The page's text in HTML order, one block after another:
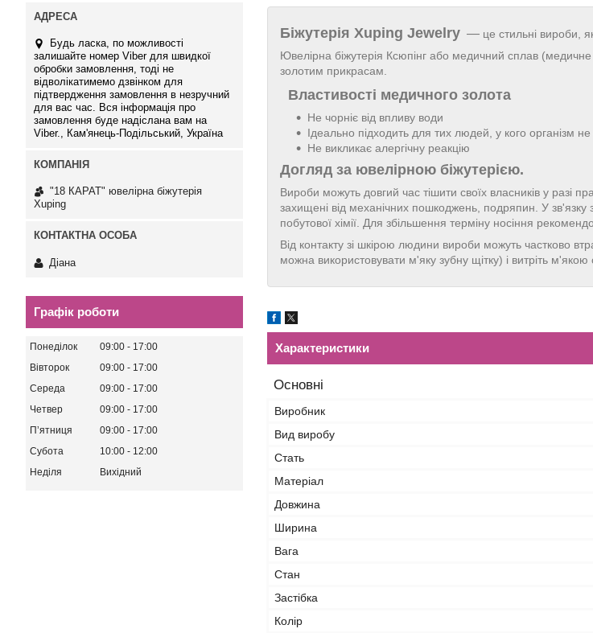
Біжутерія Xuping Jewelry — це стильні вироби,
Ювелірна біжутерія Ксюпінг або медичний сплав
золотим прикрасам.
Властивості медичного золота
Не чорніє від впливу води
Ідеально підходить для тих людей, у кого організм
Не викликає алергічну реакцію
Догляд за ювелірною біжутерією.
Вироби можуть довгий час тішити своїх власників у разі
захищені від механічних пошкоджень, подряпин. У
побутової хімії. Для збільшення терміну носіння
Від контакту зі шкірою людини вироби можуть частково
можна використовувати м'яку зубну щітку) і витріть м'якою
Характеристики
Основні
Виробник
Вид виробу
Стать
Матеріал
Довжина
Ширина
Вага
Стан
Застібка
Колір
Будь ласка, по можливості
залишайте номер Viber для швидкої
обробки замовлення, тоді не
відволікатимемо дзвінком для
підтвердження замовлення в незручний
для вас час. Вся інформація про
замовлення буде надіслана вам на
Viber., Кам'янець-Подільський, Україна
"18 КАРАТ" ювелірна біжутерія
Xuping
Діана
Графік роботи
Понеділок 09:00
17:00
Вівторок
09:00
17:00
Середа
09:00
17:00
Четвер
09:00
17:00
Пʼятниця
09:00
17:00
Субота
10:00
12:00
Неділя
Вихідний